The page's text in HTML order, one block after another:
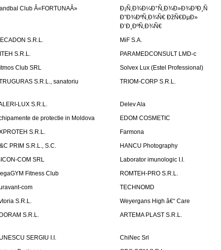
Club Â«FORTUNAÂ»
Ð¡Ñ‚Ð¾Ð¼Ð°Ñ‚Ð¾Ð»Ð¾Ð³Ð¸Ñ
Ð”Ð¾ÐºÑ‚Ð¾Ñ€ ÐžÑ€ÐµÐ»
Ð’Ð¸ÐºÑ‚Ð¾Ñ€
S.R.L.
MiF S.A.
S.R.L.
PARAMEDCONSULT LMD-c
Club SRL
Solvex Lux (Estel Professional)
S.R.L., sanatoriu
TRIOM-CORP S.R.L.
LUX S.R.L.
Delev Ala
de protectie in Moldova
EDOM COSMETIC
S.R.L.
Farmona
PRIM S.R.L., S.C.
HANCU Photography
COM SRL
Laborator imunologic I.I.
Fitness Club
ROMTEH-PRO S.R.L.
com
TECHNOMD
S.R.L.
Weyergans High â€“ Care
S.R.L.
ARTEMA PLAST S.R.L.
SERGIU I.I.
ChiNec Srl